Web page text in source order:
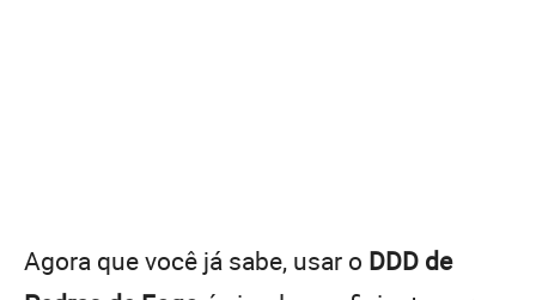
Agora que você já sabe, usar o DDD de